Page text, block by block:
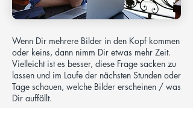
Wenn Dir mehrere Bilder in den Kopf kommen
oder keins, dann nimm Dir etwas mehr Zeit.
Vielleicht ist es besser, diese Frage sacken zu
lassen und im Laufe der nächsten Stunden oder
Tage schauen, welche Bilder erscheinen / was
Dir auffällt.